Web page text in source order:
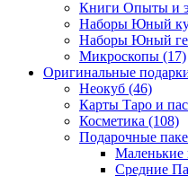
Книги Опыты и
Наборы Юный
Наборы Юный
Микроскопы (17)
Оригинальные
Неокуб (46)
Карты Таро и
Косметика (108)
Подарочные
Маленькие
Средние